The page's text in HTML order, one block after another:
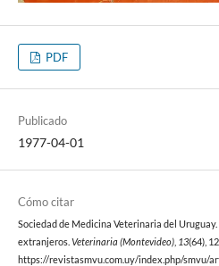
PDF
Publicado
1977-04-01
Cómo citar
Sociedad de Medicina Veterinaria del
extranjeros. Veterinaria (Montevideo), 13(64),
https://revistasmvu.com.uy/index.php/smvu/